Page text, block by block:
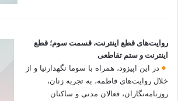
روایت‌های قطع اینترنت، قسمت سوم؛ قطع
اینترنت و ستم تقاطعی
در این اپیزود، همراه با سوما نگهدارنیا و از
خلال روایت‌های فاطمه، به تجربه زنان،
روزنامه‌نگاران، فعالان مدنی و ساکنان